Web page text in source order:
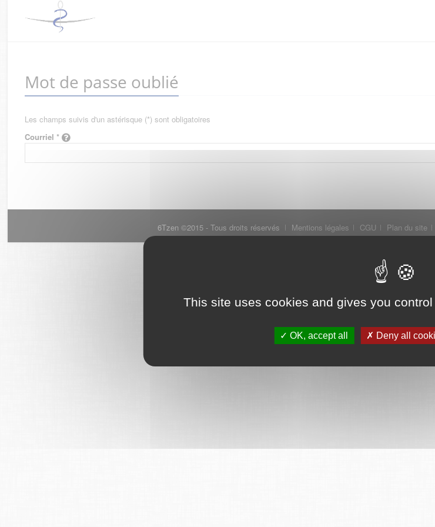
This site uses cookies and gives you
OK, accept all Deny all
Mot de passe oublié
Les champs suivis d'un astérisque (*) sont obligatoires
Courriel *
6Tzen ©2015 - Tous droits réservés Mentions légales CGU Plan du site